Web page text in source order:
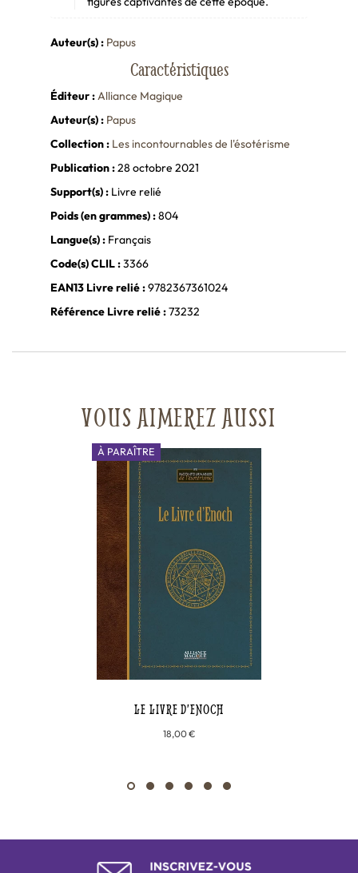
Auteur(s) : Papus
Caractéristiques
Éditeur :Alliance Magique
Auteur(s) : Papus
Collection : Les incontournables de l'ésotérisme
Publication :28 octobre 2021
Support(s) :Livre relié
Poids (en grammes) :804
Langue(s) :Français
Code(s) CLIL :3366
EAN13 Livre relié :9782367361024
Référence Livre relié :73232
VOUS AIMEREZ AUSSI
À PARAÎTRE
LE LIVRE D’ENOCH
18,00 €